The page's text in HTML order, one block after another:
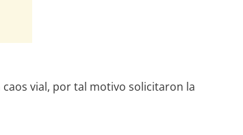
vial, por tal motivo solicitaron la